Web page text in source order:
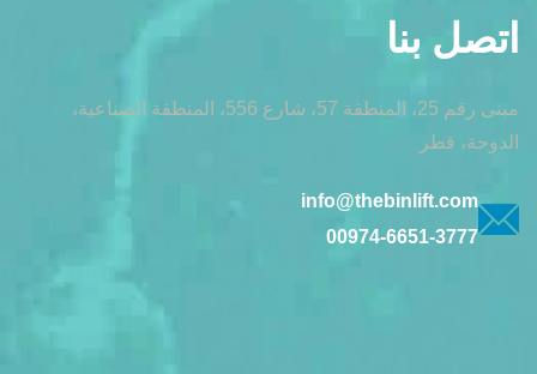
اتصل بنا
مبنى رقم 25، المنطقة 57، شارع 556، المنطقة الصناعية،
الدوحة، قطر
info@thebinlift.com
00974-6651-3777